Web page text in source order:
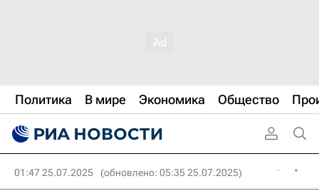
Политика В мире Экономика Общество
01:47 25.07.2025 (обновлено: 05:35 25.07.2025)